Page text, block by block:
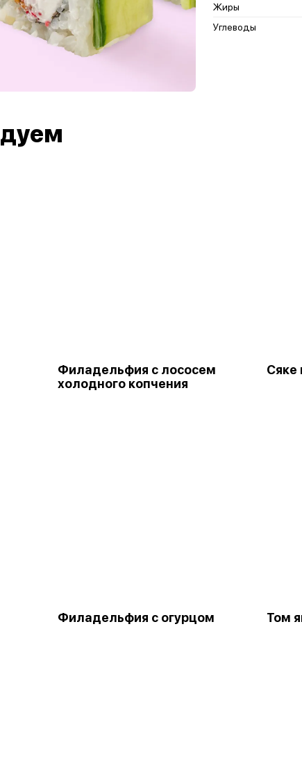
Жиры
Углеводы
Филадельфия с лососем
холодного копчения
Сяке
Филадельфия с огурцом Том